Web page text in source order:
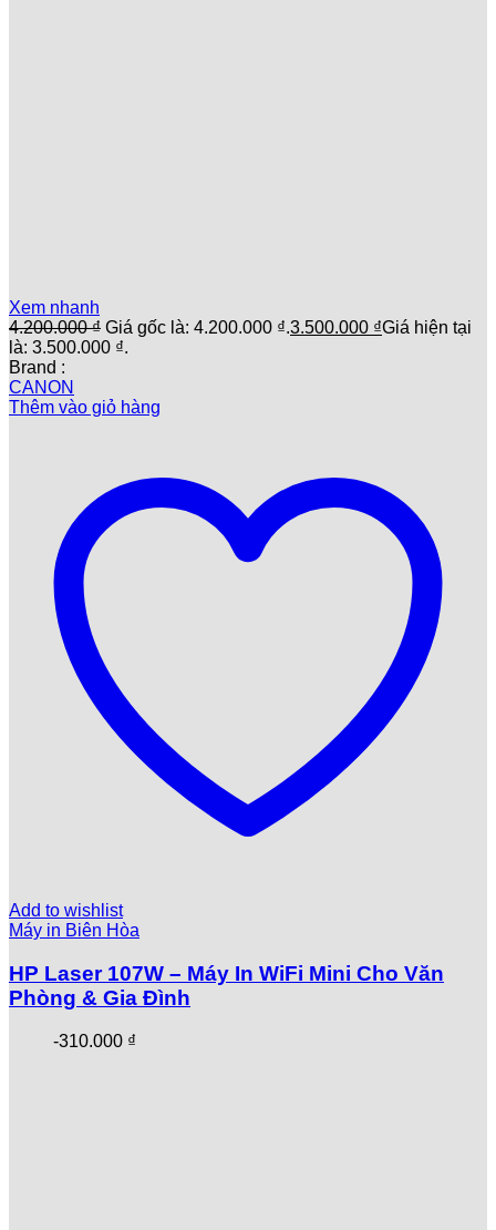
Xem nhanh
4.200.000₫ Giá gốc là: 4.200.000 ₫.3.500.000 ₫Giá hiện tại
là: 3.500.000 ₫.
Brand :
CANON
Thêm vào giỏ hàng
Add to wishlist
Máy in Biên Hòa
HP Laser 107W – Máy In WiFi Mini Cho Văn
Phòng & Gia Đình
-310.000 ₫